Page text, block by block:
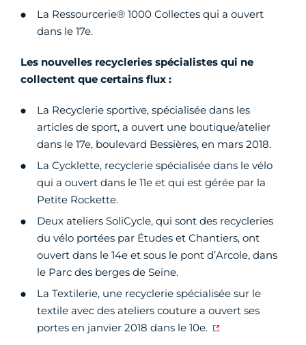
La Ressourcerie® 1000 Collectes qui a ouvert
dans le 17e.
Les nouvelles recycleries spécialistes qui ne
collectent que certains flux :
La Recyclerie sportive, spécialisée dans les
articles de sport, a ouvert une boutique/atelier
dans le 17e, boulevard Bessières, en mars 2018.
La Cycklette, recyclerie spécialisée dans le vélo
qui a ouvert dans le 11e et qui est gérée par la
Petite Rockette.
Deux ateliers SoliCycle, qui sont des recycleries
du vélo portées par Études et Chantiers, ont
ouvert dans le 14e et sous le pont d’Arcole, dans
le Parc des berges de Seine.
La Textilerie, une recyclerie spécialisée sur le
textile avec des ateliers couture a ouvert ses
portes en janvier 2018 dans le 10e.